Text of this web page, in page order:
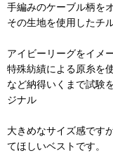
手編みのケーブル柄を
その生地を使用したチ
アイビーリーグをイメ
特殊紡績による原糸を
など納得いくまで試験
ジナル
大きめなサイズ感です
てほしいベストです。